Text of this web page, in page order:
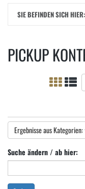
SIE BEFINDEN SICH HIER:
PICKUP
Ergebnisse aus Kategorien:
Suche ändern / ab hier: